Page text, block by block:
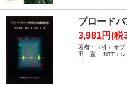
ブロード
3,981円(税
著者：（株）オ
田 宣 、NTTエ